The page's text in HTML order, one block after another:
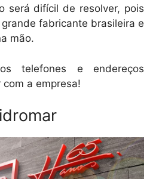
será difícil de resolver, pois
fabricante brasileira e
mão.
telefones e endereços
a empresa!